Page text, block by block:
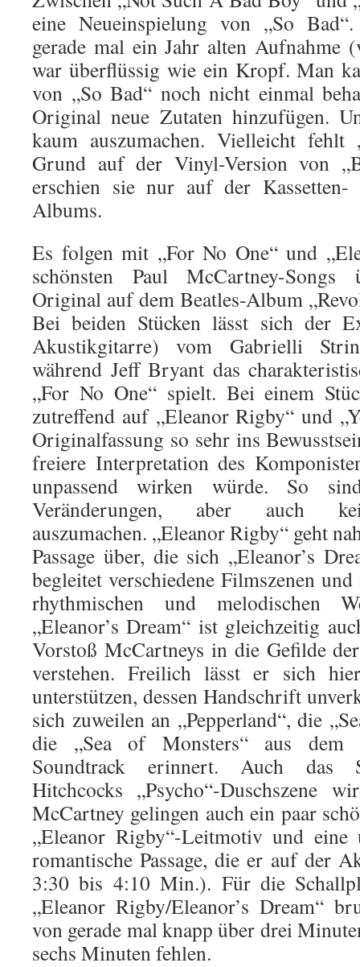
eine Neueinspielung von „So
gerade mal ein Jahr alten Aufnahme
war überflüssig wie ein Kropf. Man
von „So Bad“ noch nicht einmal
Original neue Zutaten hinzufügen.
kaum auszumachen. Vielleicht
Grund auf der Vinyl-Version von
erschien sie nur auf der Kassetten-
Albums.
Es folgen mit „For No One“ und
schönsten Paul McCartney-
Original auf dem Beatles-Album
Bei beiden Stücken lässt sich der
Akustikgitarre) vom Gabrielli
während Jeff Bryant das
„For No One“ spielt. Bei einem
zutreffend auf „Eleanor Rigby“ und
Originalfassung so sehr ins
freiere Interpretation des
unpassend wirken würde. So
Veränderungen, aber auch
auszumachen. „Eleanor Rigby“ geht
Passage über, die sich „Eleanor’s
begleitet verschiedene Filmszenen
rhythmischen und melodischen
„Eleanor’s Dream“ ist gleichzeitig
Vorstoß McCartneys in die Gefilde
verstehen. Freilich lässt er sich
unterstützen, dessen Handschrift
sich zuweilen an „Pepperland“, die
die „Sea of Monsters“ aus dem
Soundtrack erinnert. Auch das
Hitchcocks „Psycho“-Duschszene
McCartney gelingen auch ein paar
„Eleanor Rigby“-Leitmotiv und eine
romantische Passage, die er auf der
3:30 bis 4:10 Min.). Für die
„Eleanor Rigby/Eleanor’s Dream“
von gerade mal knapp über drei
sechs Minuten fehlen.